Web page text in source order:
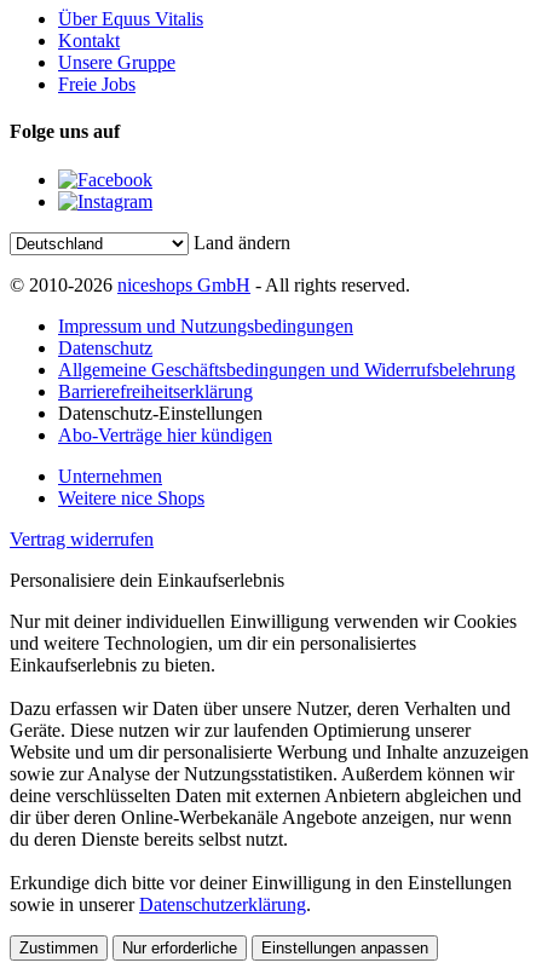
Über Equus Vitalis
Kontakt
Unsere Gruppe
Freie Jobs
Folge uns auf
Land ändern
© 2010-2026 niceshops GmbH - All rights reserved.
Impressum und Nutzungsbedingungen
Datenschutz
Allgemeine Geschäftsbedingungen und Widerrufsbelehrung
Barrierefreiheitserklärung
Datenschutz-Einstellungen
Abo-Verträge hier kündigen
Unternehmen
Weitere nice Shops
Vertrag widerrufen
Personalisiere dein Einkaufserlebnis
Nur mit deiner individuellen Einwilligung verwenden wir Cookies
und weitere Technologien, um dir ein personalisiertes
Einkaufserlebnis zu bieten.
Dazu erfassen wir Daten über unsere Nutzer, deren Verhalten und
Geräte. Diese nutzen wir zur laufenden Optimierung unserer
Website und um dir personalisierte Werbung und Inhalte anzuzeigen
sowie zur Analyse der Nutzungsstatistiken. Außerdem können wir
deine verschlüsselten Daten mit externen Anbietern abgleichen und
dir über deren Online-Werbekanäle Angebote anzeigen, nur wenn
du deren Dienste bereits selbst nutzt.
Erkundige dich bitte vor deiner Einwilligung in den Einstellungen
sowie in unsererDatenschutzerklärung.
Zustimmen Nur erforderliche Einstellungen anpassen